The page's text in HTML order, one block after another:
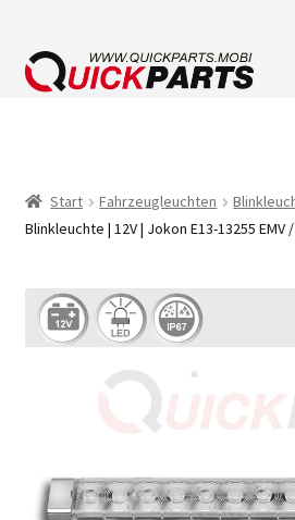
FÖRDERPUMPEN
HUPEN
Start Fahrzeugleuchten
Blinkleuchte | 12V | Jokon E13-13255 EMV /